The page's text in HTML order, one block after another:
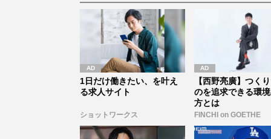
1日だけ働きたい、を叶え
る求人サイト
ショットワークス
【西野亮廣】つく
のを追求できる環
方とは
FINCHI on GOETHE